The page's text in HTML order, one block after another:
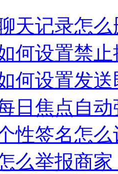
天记录怎
何设置禁
何设置发
日焦点自
性签名怎
么举报商